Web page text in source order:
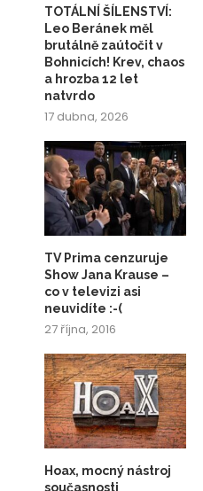
TOTÁLNÍ ŠÍLENSTVÍ:
Leo Beránek měl
brutálně zaútočit v
Bohnicích! Krev, chaos
a hrozba 12 let
natvrdo
17 dubna, 2026
TV Prima cenzuruje
Show Jana Krause –
co v televizi asi
neuvidíte :-(
27 října, 2016
Hoax, mocný nástroj
současnosti